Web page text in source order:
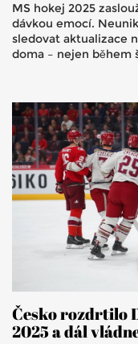
MS hokej 2025
dávkou emocí.
sledovat aktualizace
doma – nejen během
Česko rozdrtilo
2025 a dál